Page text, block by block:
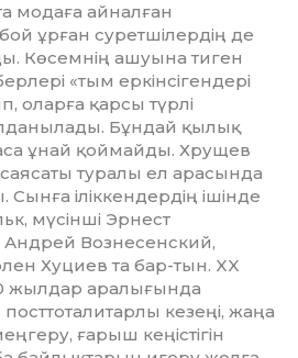
модаға айналған
ұрған суретшілердің де
Көсемнің ашуына тиген
«тым еркінсігендері
оларға қарсы түрлі
Бұндай қылық
ұнай қоймай­ды. Хрущев
туралы ел арасында
іліккен­дердің ішінде
мүсінші Эрнест
Вознесенский,
Хуциев та бар-тын. XX
жылдар аралығында
кезеңі, жаңа
ғарыш кеңістігін